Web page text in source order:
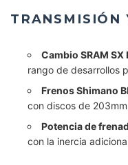
TRANSMISIÓN
Cambio SRAM
rango de desarrollos
Frenos Shimano
con discos de
Potencia de
con la inercia